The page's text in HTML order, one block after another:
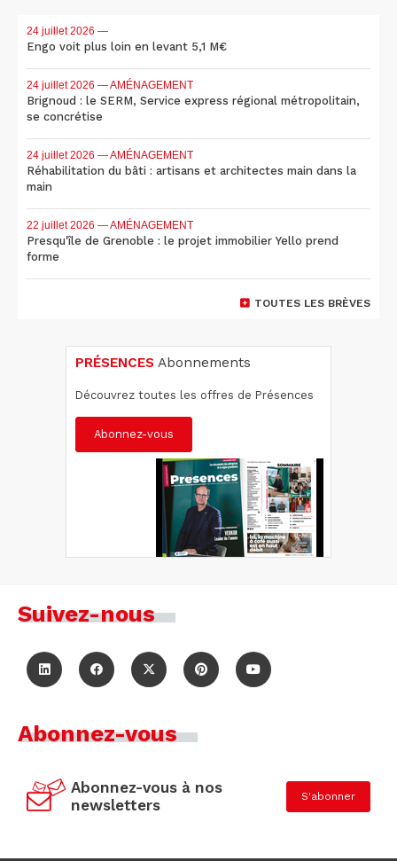
24 juillet 2026 —
Engo voit plus loin en levant 5,1 M€
24 juillet 2026 — AMÉNAGEMENT
Brignoud : le SERM, Service express régional métropolitain,
se concrétise
24 juillet 2026 — AMÉNAGEMENT
Réhabilitation du bâti : artisans et architectes main dans la
main
22 juillet 2026 — AMÉNAGEMENT
Presqu'île de Grenoble : le projet immobilier Yello prend
forme
TOUTES LES BRÈVES
PRÉSENCES Abonnements
Découvrez toutes les offres de Présences
Abonnez-vous
Suivez-nous
Abonnez-vous
Abonnez-vous à nos
newsletters
S'abonner